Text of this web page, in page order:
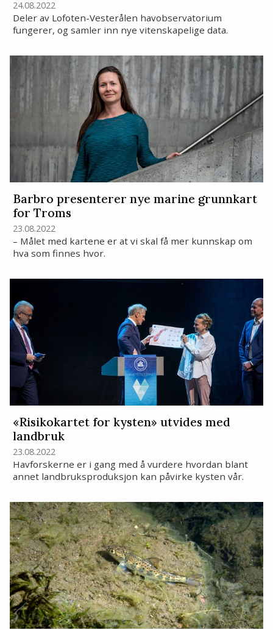
24.08.2022
Deler av Lofoten-Vesterålen havobservatorium
fungerer, og samler inn nye vitenskapelige data.
Barbro presenterer nye marine grunnkart
for Troms
23.08.2022
– Målet med kartene er at vi skal få mer kunnskap om
hva som finnes hvor.
«Risikokartet for kysten» utvides med
landbruk
23.08.2022
Havforskerne er i gang med å vurdere hvordan blant
annet landbruksproduksjon kan påvirke kysten vår.